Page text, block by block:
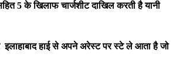
5 के खिलाफ चार्जशीट दाखिल करती है यानी
हाई से अपने अरेस्ट पर स्टे ले आता है जो